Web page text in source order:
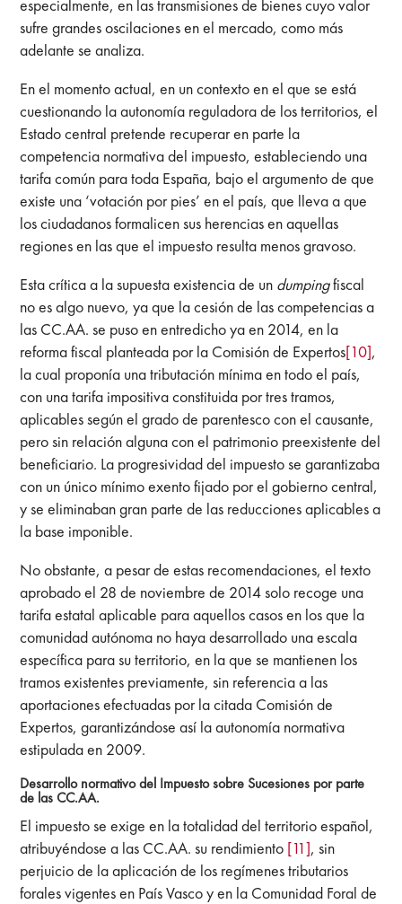
especialmente, en las transmisiones de bienes cuyo valor
sufre grandes oscilaciones en el mercado, como más
adelante se analiza.
En el momento actual, en un contexto en el que se está
cuestionando la autonomía reguladora de los territorios, el
Estado central pretende recuperar en parte la
competencia normativa del impuesto, estableciendo una
tarifa común para toda España, bajo el argumento de que
existe una ‘votación por pies’ en el país, que lleva a que
los ciudadanos formalicen sus herencias en aquellas
regiones en las que el impuesto resulta menos gravoso.
Esta crítica a la supuesta existencia de un dumpingfiscal
no es algo nuevo, ya que la cesión de las competencias a
las CC.AA. se puso en entredicho ya en 2014, en la
reforma fiscal planteada por la Comisión de Expertos[10],
la cual proponía una tributación mínima en todo el país,
con una tarifa impositiva constituida por tres tramos,
aplicables según el grado de parentesco con el causante,
pero sin relación alguna con el patrimonio preexistente del
beneficiario. La progresividad del impuesto se garantizaba
con un único mínimo exento fijado por el gobierno central,
y se eliminaban gran parte de las reducciones aplicables a
la base imponible.
No obstante, a pesar de estas recomendaciones, el texto
aprobado el 28 de noviembre de 2014 solo recoge una
tarifa estatal aplicable para aquellos casos en los que la
comunidad autónoma no haya desarrollado una escala
específica para su territorio, en la que se mantienen los
tramos existentes previamente, sin referencia a las
aportaciones efectuadas por la citada Comisión de
Expertos, garantizándose así la autonomía normativa
estipulada en 2009.
Desarrollo normativo del Impuesto sobre Sucesiones por parte
de las CC.AA.
El impuesto se exige en la totalidad del territorio español,
atribuyéndose a las CC.AA. su rendimiento [11], sin
perjuicio de la aplicación de los regímenes tributarios
forales vigentes en País Vasco y en la Comunidad Foral de